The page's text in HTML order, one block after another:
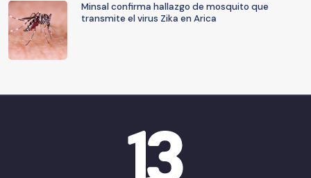
Minsal confirma hallazgo de mosquito que
transmite el virus Zika en Arica